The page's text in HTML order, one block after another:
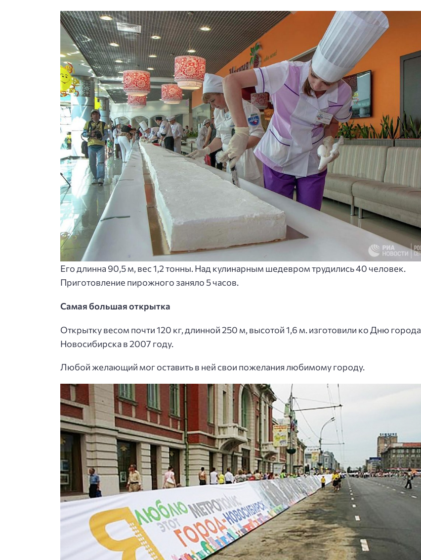
Его длинна 90,5 м, вес 1,2 тонны. Над кулинарным шедевром трудились 40 человек.
Приготовление пирожного заняло 5 часов.
Самая большая открытка
Открытку весом почти 120 кг, длинной 250 м, высотой 1,6 м. изготовили ко Дню города
Новосибирска в 2007 году.
Любой желающий мог оставить в ней свои пожелания любимому городу.